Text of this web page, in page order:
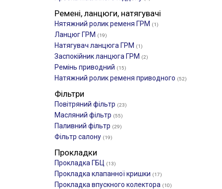
Ремені, ланцюги, натягувачі
Нятяжний ролик ременя ГРМ (1)
Ланцюг ГРМ (19)
Натягувач ланцюга ГРМ (1)
Заспокійник ланцюга ГРМ (2)
Ремінь приводний (15)
Натяжний ролик ременя приводного (52)
Фільтри
Повітряний фільтр (23)
Масляний фільтр (55)
Паливний фільтр (29)
Фільтр салону (19)
Прокладки
Прокладка ГБЦ (13)
Прокладка клапанної кришки (17)
Прокладка впускного колектора (10)